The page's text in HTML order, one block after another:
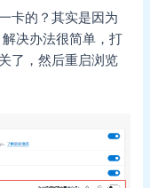
卡的？其实是因为
决办法很简单，打
了，然后重启浏览